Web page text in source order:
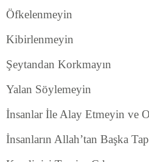
Öfkelenmeyin
Kibirlenmeyin
Şeytandan Korkmayın
Yalan Söylemeyin
İnsanlar İle Alay Etmeyin ve
İnsanların Allah’tan Başka